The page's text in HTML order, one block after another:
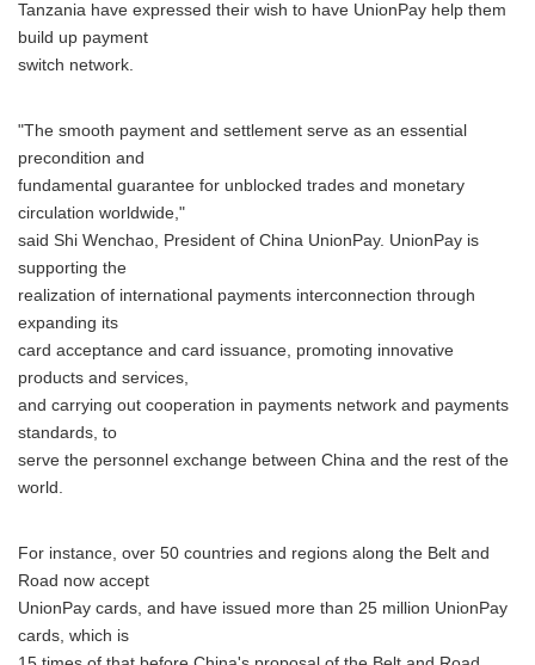
Tanzania have expressed their wish to have UnionPay help them
build up payment
switch network.
"The smooth payment and settlement serve as an essential
precondition and
fundamental guarantee for unblocked trades and monetary
circulation worldwide,"
said Shi Wenchao, President of China UnionPay. UnionPay is
supporting the
realization of international payments interconnection through
expanding its
card acceptance and card issuance, promoting innovative
products and services,
and carrying out cooperation in payments network and payments
standards, to
serve the personnel exchange between China and the rest of the
world.
For instance, over 50 countries and regions along the Belt and
Road now accept
UnionPay cards, and have issued more than 25 million UnionPay
cards, which is